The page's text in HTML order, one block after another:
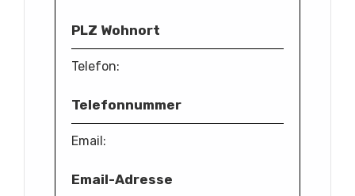
PLZ Wohnort
Telefon:
Telefonnummer
Email:
Email-Adresse